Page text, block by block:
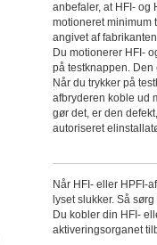
anbefaler, at HFI- og
motioneret minimum
angivet af
Du motionerer HFI-
på testknappen.
Når du trykker på
afbryderen koble ud
gør det, er den
autoriseret
Når HFI- eller HPFI-
lyset slukker. Så
Du kobler din HFI-
aktiveringsorganet